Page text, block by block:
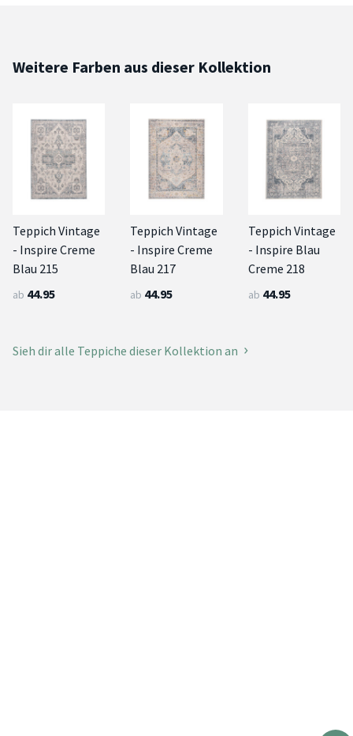
Weitere Farben aus dieser Kollektion
Teppich Vintage
- Inspire Creme
Blau 215
ab 44.95
Teppich Vintage
- Inspire Creme
Blau 217
ab 44.95
Teppich Vintage
- Inspire Blau
Creme 218
ab 44.95
Sieh dir alle Teppiche dieser Kollektion an